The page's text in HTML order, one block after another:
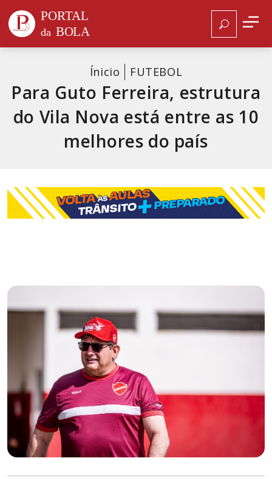
Ínicio FUTEBOL
Para Guto Ferreira, estrutura
do Vila Nova está entre as 10
melhores do país